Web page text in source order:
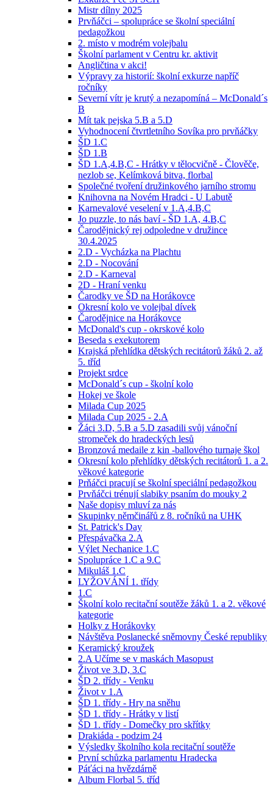
Mistr dílny 2025
Prvňáčci – spolupráce se školní speciální
pedagožkou
2. místo v modrém volejbalu
Školní parlament v Centru kr. aktivit
Angličtina v akci!
Výpravy za historií: školní exkurze napříč
ročníky
Severní vítr je krutý a nezapomíná – McDonald´s
B
Mít tak pejska 5.B a 5.D
Vyhodnocení čtvrtletního Sovíka pro prvňáčky
ŠD 1.C
ŠD 1.B
ŠD 1.A,4.B,C - Hrátky v tělocvičně - Člověče,
nezlob se, Kelímková bitva, florbal
Společné tvoření družinkového jarního stromu
Knihovna na Novém Hradci - U Labutě
Karnevalové veselení v 1.A,4.B,C
Jo puzzle, to nás baví - ŠD 1.A, 4.B,C
Čarodějnický rej odpoledne v družince
30.4.2025
2.D - Vycházka na Plachtu
2.D - Nocování
2.D - Karneval
2D - Hraní venku
Čarodky ve ŠD na Horákovce
Okresní kolo ve volejbal dívek
Čarodějnice na Horákovce
McDonald's cup - okrskové kolo
Beseda s exekutorem
Krajská přehlídka dětských recitátorů žáků 2. až
5. tříd
Projekt srdce
McDonald´s cup - školní kolo
Hokej ve škole
Milada Cup 2025
Milada Cup 2025 - 2.A
Žáci 3.D, 5.B a 5.D zasadili svůj vánoční
stromeček do hradeckých lesů
Bronzová medaile z kin -ballového turnaje škol
Okresní kolo přehlídky dětských recitátorů 1. a 2.
věkové kategorie
Prňáčci pracují se školní speciální pedagožkou
Prvňáčci trénují slabiky psaním do mouky 2
Naše dopisy mluví za nás
Skupinky němčinářů z 8. ročníků na UHK
St. Patrick's Day
Přespávačka 2.A
Výlet Nechanice 1.C
Spolupráce 1.C a 9.C
Mikuláš 1.C
LYŽOVÁNÍ 1. třídy
1.C
Školní kolo recitační soutěže žáků 1. a 2. věkové
kategorie
Holky z Horákovky
Návštěva Poslanecké sněmovny České republiky
Keramický kroužek
2.A Učíme se v maskách Masopust
Život ve 3.D, 3.C
ŠD 2. třídy - Venku
Život v 1.A
ŠD 1. třídy - Hry na sněhu
ŠD 1. třídy - Hrátky v listí
ŠD 1. třídy - Domečky pro skřítky
Drakiáda - podzim 24
Výsledky školního kola recitační soutěže
První schůzka parlamentu Hradecka
Páťáci na hvězdárně
Album Florbal 5. tříd